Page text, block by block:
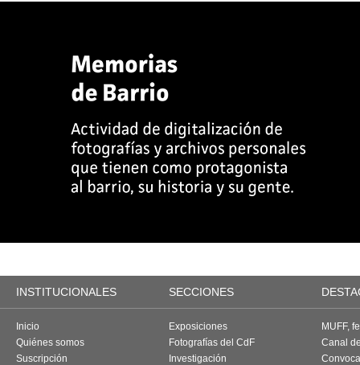
INSTITUCIONALES SECCIONES
Inicio
Quiénes somos
Suscripción
Exposiciones
Fotografías del CdF
Investigación
MUFF,
Canal